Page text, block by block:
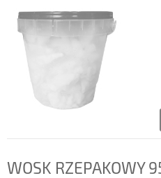
WOSK RZEPAKOWY